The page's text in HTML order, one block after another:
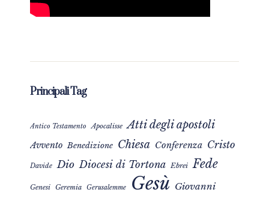
Principali Tag
Antico Testamento Apocalisse Atti degli apostoli
Avvento Benedizione Chiesa Conferenza Cristo
Davide Dio Diocesi di Tortona Ebrei Fede
Genesi Geremia Gerusalemme Gesù Giovanni